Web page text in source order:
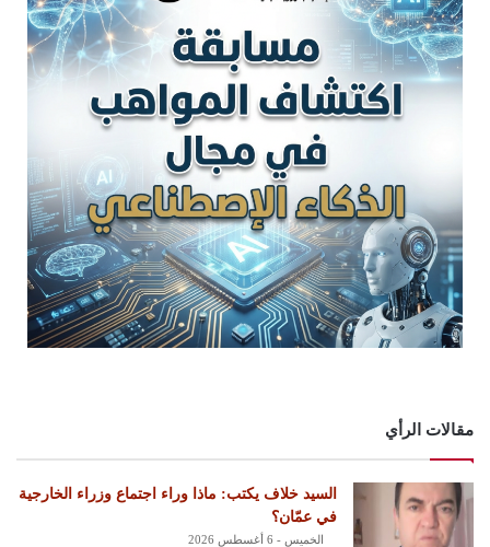
مقالات الرأي
السيد خلاف يكتب: ماذا وراء اجتماع وزراء الخارجية
في عمّان؟
الخميس - 6 أغسطس 2026